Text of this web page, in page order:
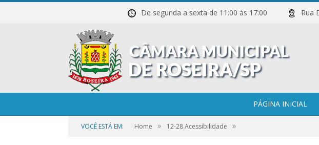
De segunda a sexta de 11:00 às 17:00 Rua
PÁGINA INICIAL
VOCÊ ESTÁ EM: Home » 12-28 Acessibilidade »